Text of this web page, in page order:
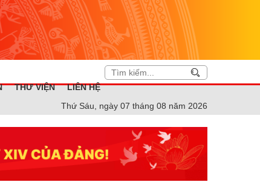
THƯ VIỆN
LIÊN HỆ
Thứ Sáu, ngày 07 tháng 08 năm 2026